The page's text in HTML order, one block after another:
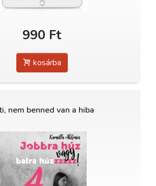
990 Ft
kosárba
nem benned van a hiba